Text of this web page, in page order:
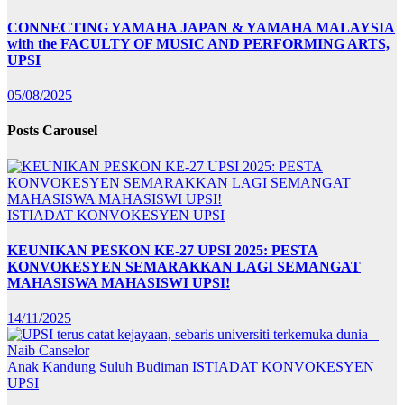
CONNECTING YAMAHA JAPAN & YAMAHA MALAYSIA
with the FACULTY OF MUSIC AND PERFORMING ARTS,
UPSI
05/08/2025
Posts Carousel
ISTIADAT KONVOKESYEN UPSI
KEUNIKAN PESKON KE-27 UPSI 2025: PESTA
KONVOKESYEN SEMARAKKAN LAGI SEMANGAT
MAHASISWA MAHASISWI UPSI!
14/11/2025
Anak Kandung Suluh Budiman ISTIADAT KONVOKESYEN
UPSI